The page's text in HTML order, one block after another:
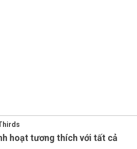
hoạt tương thích với tất cả